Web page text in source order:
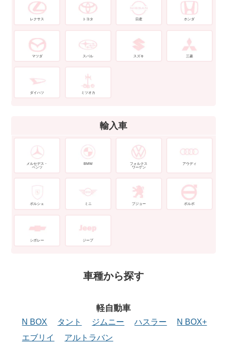
レクサス トヨタ 日産 ホンダ
マツダ スバル スズキ 三菱
ダイハツ ミツオカ
輸入車
メルセデス・
ベンツ
BMW
フォルクス
ワーゲン
アウディ
ポルシェ ミニ プジョー ボルボ
シボレー ジープ
車種から探す
軽自動車
N BOX タント ジムニー ハスラー
N BOX+
エブリイ
アルトラバン